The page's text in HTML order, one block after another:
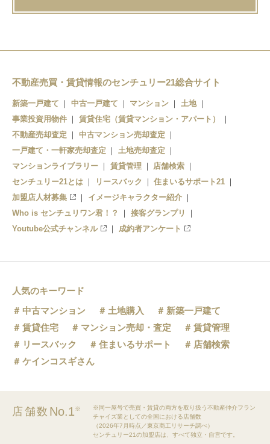
不動産売買・賃貸情報のセンチュリー21総合サイト
新築一戸建て 中古一戸建て マンション
土地
事業投資用物件
賃貸住宅（賃貸マンション・アパート）
不動産売却査定
中古マンション売却査定
一戸建て・一軒家売却査定
土地売却査定
マンションライブラリー
賃貸管理
店舗検索
センチュリー21とは
リースバック
住まいるサポート21
加盟店人材募集
イメージキャラクター紹介
Who is センチュリワン君！？
接客グランプリ
Youtube公式チャンネル
成約者アンケート
人気のキーワード
中古マンション
土地購入
新築一戸建て
賃貸住宅
マンション売却・査定
賃貸管理
リースバック
住まいるサポート
店舗検索
ケインコスギさん
店舗数 No.1※
※同一屋号で売買・賃貸の両方を取り扱う不動産仲介フラン
チャイズ業としての全国における店舗数
（2026年7月時点／東京商工リサーチ調べ）
センチュリー21の加盟店は、すべて独立・自営です。